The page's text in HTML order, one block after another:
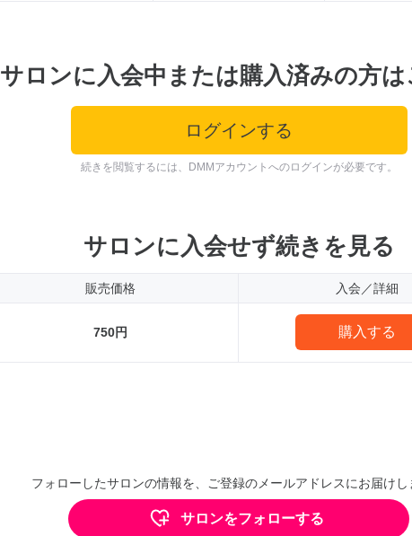
サロンに入会中または購入済みの方は
ログインする
続きを閲覧するには、DMMアカウントへのログインが必要です。
サロンに入会せず続きを見る
販売価格 入会／詳細
750円 購入する
フォローしたサロンの情報を、ご登録のメールアドレスにお届けし
サロンをフォローする